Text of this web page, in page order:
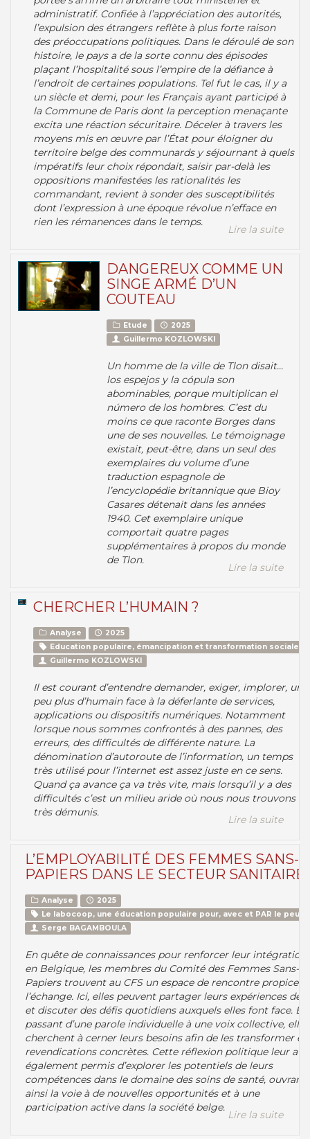
administratif. Confiée à l’appréciation des autorités,
l’expulsion des étrangers reflète à plus forte raison
des préoccupations politiques. Dans le déroulé de son
histoire, le pays a de la sorte connu des épisodes
plaçant l’hospitalité sous l’empire de la défiance à
l’endroit de certaines populations. Tel fut le cas, il y a
un siècle et demi, pour les Français ayant participé à
la Commune de Paris dont la perception menaçante
excita une réaction sécuritaire. Déceler à travers les
moyens mis en œuvre par l’État pour éloigner du
territoire belge des communards y séjournant à quels
impératifs leur choix répondait, saisir par-delà les
oppositions manifestées les rationalités les
commandant, revient à sonder des susceptibilités
dont l’expression à une époque révolue n’efface en
rien les rémanences dans le temps.
Lire la suite
DANGEREUX COMME UN
SINGE ARMÉ D’UN
COUTEAU
Etude
2025
Guillermo KOZLOWSKI
Un homme de la ville de Tlon disait…
los espejos y la cópula son
abominables, porque multiplican el
número de los hombres. C’est du
moins ce que raconte Borges dans
une de ses nouvelles. Le témoignage
existait, peut-être, dans un seul des
exemplaires du volume d’une
traduction espagnole de
l’encyclopédie britannique que Bioy
Casares détenait dans les années
1940. Cet exemplaire unique
comportait quatre pages
supplémentaires à propos du monde
de Tlon.
Lire la suite
CHERCHER L’HUMAIN ?
Analyse
2025
Education populaire, émancipation et transformation sociale
Guillermo KOZLOWSKI
Il est courant d’entendre demander, exiger, implorer, un
peu plus d’humain face à la déferlante de services,
applications ou dispositifs numériques. Notamment
lorsque nous sommes confrontés à des pannes, des
erreurs, des difficultés de différente nature. La
dénomination d’autoroute de l’information, un temps
très utilisé pour l’internet est assez juste en ce sens.
Quand ça avance ça va très vite, mais lorsqu’il y a des
difficultés c’est un milieu aride où nous nous trouvons
très démunis.
Lire la suite
L’EMPLOYABILITÉ DES FEMMES SANS-
PAPIERS DANS LE SECTEUR SANITAIRE
Analyse
2025
Le labocoop, une éducation populaire pour, avec et PAR le
Serge BAGAMBOULA
En quête de connaissances pour renforcer leur intégration
en Belgique, les membres du Comité des Femmes Sans-
Papiers trouvent au CFS un espace de rencontre propice à
l’échange. Ici, elles peuvent partager leurs expériences de
et discuter des défis quotidiens auxquels elles font face. En
passant d’une parole individuelle à une voix collective, elles
cherchent à cerner leurs besoins afin de les transformer en
revendications concrètes. Cette réflexion politique leur a
également permis d’explorer les potentiels de leurs
compétences dans le domaine des soins de santé, ouvrant
ainsi la voie à de nouvelles opportunités et à une
participation active dans la société belge.
Lire la suite